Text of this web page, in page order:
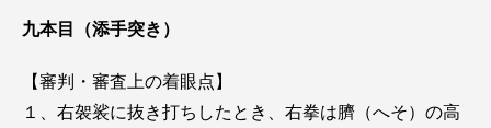
九本目（添手突き）
【審判・審査上の着眼点】
１、右袈裟に抜き打ちしたとき、右拳は臍（へそ）の高